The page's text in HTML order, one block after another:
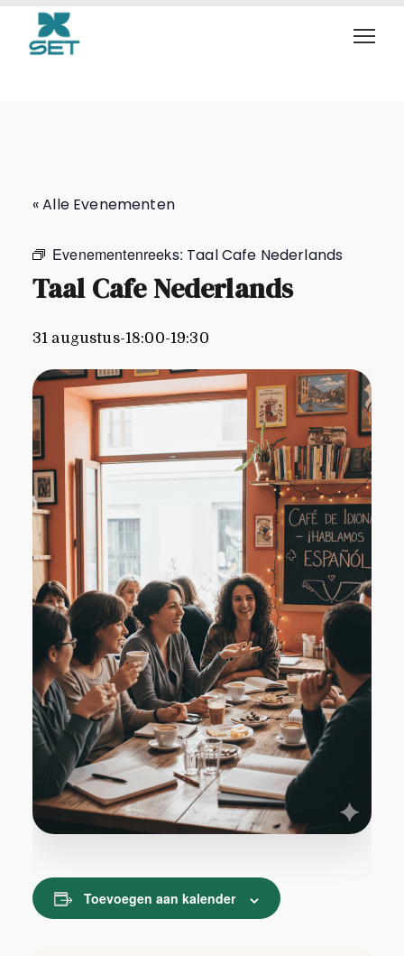
Taal Cafe Nederlands
« Alle Evenementen
Evenementenreeks: Taal Cafe Nederlands
Taal Cafe Nederlands
31 augustus-18:00-19:30
Toevoegen aan kalender